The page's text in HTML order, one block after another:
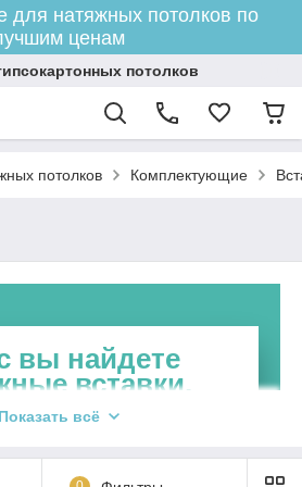
для натяжных потолков по
ценам
потолков
потолков Комплектующие
вы найдете
вставки,
гарпуны
Показать всё